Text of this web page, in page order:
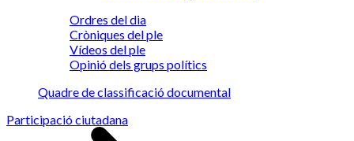
Ordres del dia
Cròniques del ple
Vídeos del ple
Opinió dels grups polítics
Quadre de classificació documental
Participació ciutadana